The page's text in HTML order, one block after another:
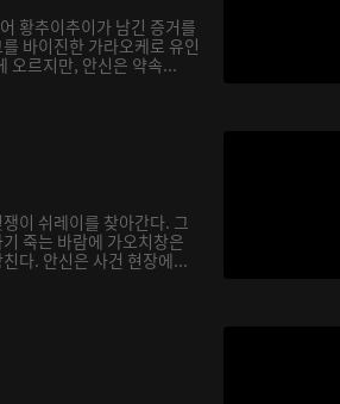
황추이추이가 남긴 증거를
바이진한 가라오케로 유인
오르지만, 안신은 약속...
이 쉬레이를 찾아간다. 그
죽는 바람에 가오치창은
다. 안신은 사건 현장에...